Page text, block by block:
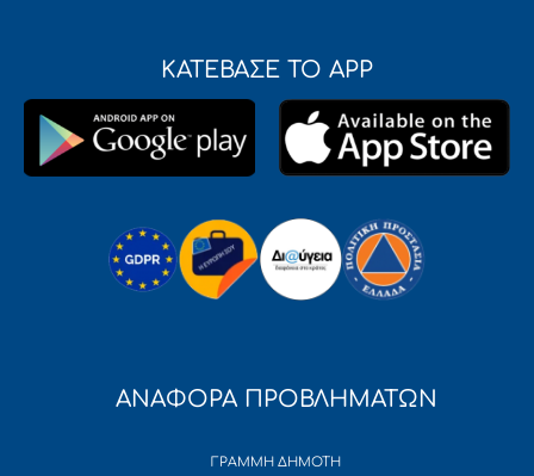
ΚΑΤΕΒΑΣΕ ΤΟ APP
ΑΝΑΦΟΡΑ ΠΡΟΒΛΗΜΑΤΩΝ
ΓΡΑΜΜΗ ΔΗΜΟΤΗ